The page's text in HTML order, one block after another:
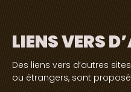
LIENS VERS
Des liens vers d’autres
ou étrangers, sont